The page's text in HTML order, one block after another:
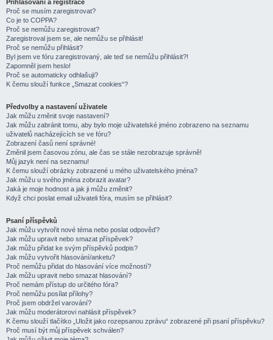
Přihlašování a registrace
Proč se musím zaregistrovat?
Co je to COPPA?
Proč se nemůžu zaregistrovat?
Zaregistroval jsem se, ale nemůžu se přihlásit!
Proč se nemůžu přihlásit?
Byl jsem ve fóru zaregistrovaný, ale teď se nemůžu přihlásit?!
Zapomněl jsem heslo!
Proč se automaticky odhlašuji?
K čemu slouží funkce „Smazat cookies“?
Předvolby a nastavení uživatele
Jak můžu změnit svoje nastavení?
Jak můžu zabránit tomu, aby bylo moje uživatelské jméno zobrazeno na seznamu
uživatelů nacházejících se ve fóru?
Zobrazení časů není správné!
Změnil jsem časovou zónu, ale čas se stále nezobrazuje správně!
Můj jazyk není na seznamu!
K čemu slouží obrázky zobrazené u mého uživatelského jména?
Jak můžu u svého jména zobrazit avatar?
Jaká je moje hodnost a jak ji můžu změnit?
Když chci poslat email uživateli fóra, musím se přihlásit?
Psaní příspěvků
Jak můžu vytvořit nové téma nebo poslat odpověď?
Jak můžu upravit nebo smazat příspěvek?
Jak můžu přidat ke svým příspěvků podpis?
Jak můžu vytvořit hlasování/anketu?
Proč nemůžu přidat do hlasování více možností?
Jak můžu upravit nebo smazat hlasování?
Proč nemám přístup do určitého fóra?
Proč nemůžu posílat přílohy?
Proč jsem obdržel varování?
Jak můžu moderátorovi nahlásit příspěvek?
K čemu slouží tlačítko „Uložit jako rozepsanou zprávu“ zobrazené při psaní příspěvku?
Proč musí být můj příspěvek schválen?